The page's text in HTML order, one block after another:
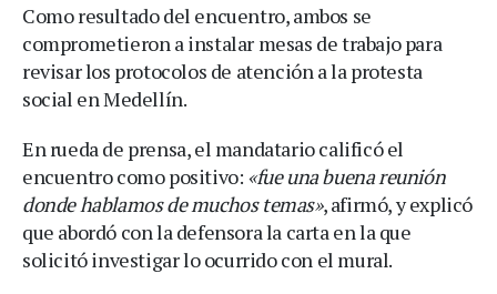
Como resultado del encuentro, ambos se
comprometieron a instalar mesas de trabajo para
revisar los protocolos de atención a la protesta
social en Medellín.
En rueda de prensa, el mandatario calificó el
encuentro como positivo: «fue una buena reunión
donde hablamos de muchos temas», afirmó, y explicó
que abordó con la defensora la carta en la que
solicitó investigar lo ocurrido con el mural.